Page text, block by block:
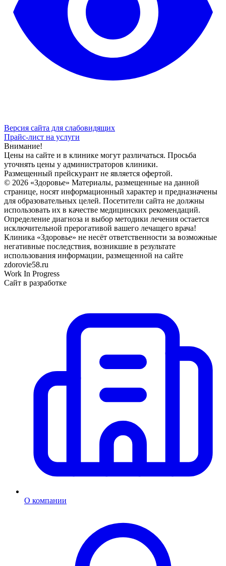
Версия сайта для слабовидящих
Прайс-лист на услуги
Внимание!
Цены на сайте и в клинике могут различаться. Просьба
уточнять цены у администраторов клиники.
Размещенный прейскурант не является офертой.
© 2026 «Здоровье» Материалы, размещенные на данной
странице, носят информационный характер и предназначены
для образовательных целей. Посетители сайта не должны
использовать их в качестве медицинских рекомендаций.
Определение диагноза и выбор методики лечения остается
исключительной прерогативой вашего лечащего врача!
Клиника «Здоровье» не несёт ответственности за возможные
негативные последствия, возникшие в результате
использования информации, размещенной на сайте
zdorovie58.ru
Work In Progress
Сайт в разработке
О компании